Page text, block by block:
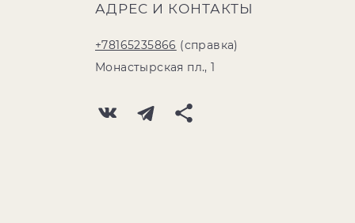
АДРЕС И КОНТАКТЫ
+78165235866 (справка)
Монастырская пл., 1